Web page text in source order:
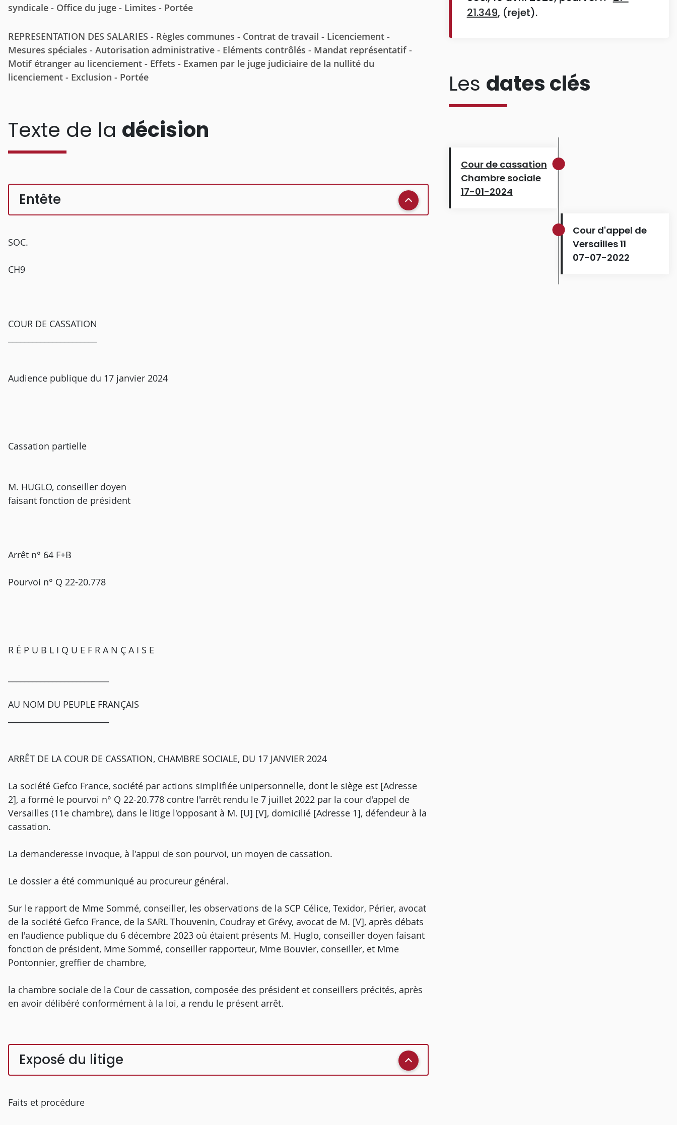
syndicale - Office du juge - Limites - Portée
REPRESENTATION DES SALARIES - Règles communes - Contrat de travail - Licenciement -
Mesures spéciales - Autorisation administrative - Eléments contrôlés - Mandat représentatif -
Motif étranger au licenciement - Effets - Examen par le juge judiciaire de la nullité du
licenciement - Exclusion - Portée
Texte de la décision
Entête
SOC.
CH9
COUR DE CASSATION
Audience publique du 17 janvier 2024
Cassation partielle
M. HUGLO, conseiller doyen
faisant fonction de président
Arrêt n° 64 F+B
Pourvoi n° Q 22-20.778
R É P U B L I Q U E F R A N Ç A I S E
AU NOM DU PEUPLE FRANÇAIS
ARRÊT DE LA COUR DE CASSATION, CHAMBRE SOCIALE, DU 17 JANVIER 2024
La société Gefco France, société par actions simplifiée unipersonnelle, dont le siège est [Adresse
2], a formé le pourvoi n° Q 22-20.778 contre l'arrêt rendu le 7 juillet 2022 par la cour d'appel de
Versailles (11e chambre), dans le litige l'opposant à M. [U] [V], domicilié [Adresse 1], défendeur à la
cassation.
La demanderesse invoque, à l'appui de son pourvoi, un moyen de cassation.
Le dossier a été communiqué au procureur général.
Sur le rapport de Mme Sommé, conseiller, les observations de la SCP Célice, Texidor, Périer, avocat
de la société Gefco France, de la SARL Thouvenin, Coudray et Grévy, avocat de M. [V], après débats
en l'audience publique du 6 décembre 2023 où étaient présents M. Huglo, conseiller doyen faisant
fonction de président, Mme Sommé, conseiller rapporteur, Mme Bouvier, conseiller, et Mme
Pontonnier, greffier de chambre,
la chambre sociale de la Cour de cassation, composée des président et conseillers précités, après
en avoir délibéré conformément à la loi, a rendu le présent arrêt.
Exposé du litige
Faits et procédure
21.349, (rejet).
Les dates clés
Cour de cassation
Chambre sociale
17-01-2024
Cour d'appel de
Versailles 11
07-07-2022